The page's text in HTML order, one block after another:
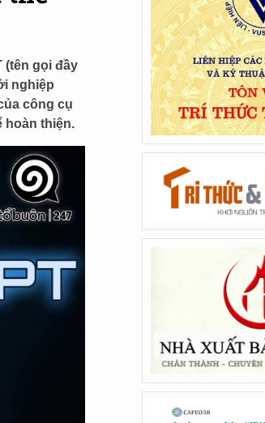
(tên gọi đầy
nghiệp
công cụ
hoàn thiện.